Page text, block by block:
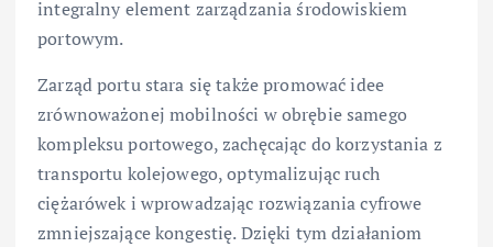
integralny element zarządzania środowiskiem
portowym.
Zarząd portu stara się także promować idee
zrównoważonej mobilności w obrębie samego
kompleksu portowego, zachęcając do korzystania z
transportu kolejowego, optymalizując ruch
ciężarówek i wprowadzając rozwiązania cyfrowe
zmniejszające kongestię. Dzięki tym działaniom